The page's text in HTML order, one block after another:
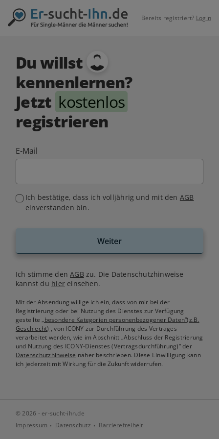
Bereits registriert? Login
Du willst
kennenlernen?
Jetzt kostenlos
registrieren
E-Mail
Ich bestätige, dass ich volljährig und mit den AGB
einverstanden bin.
Weiter
Ich stimme denAGB zu. Die Datenschutzhinweise
kannst du hiereinsehen.
Mit der Absendung willige ich ein, dass von mir bei der
Registrierung oder bei Nutzung des Dienstes zur Verfügung
gestellte„besondere Kategorien personenbezogener Daten“(z.B.
Geschlecht) , von ICONY zur Durchführung des Vertrages
verarbeitet werden, wie im Abschnitt „Abschluss der Registrierung
und Nutzung des ICONY-Dienstes (Vertragsdurchführung)“ der
Datenschutzhinweise näher beschrieben. Diese Einwilligung kann
ich jederzeit mit Wirkung für die Zukunft widerrufen.
© 2026 - er-sucht-ihn.de
Impressum
Datenschutz Barrierefreiheit